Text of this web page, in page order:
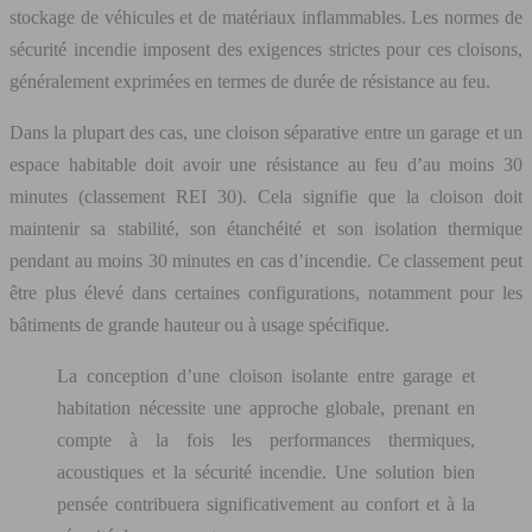
stockage de véhicules et de matériaux inflammables. Les normes de
sécurité incendie imposent des exigences strictes pour ces cloisons,
généralement exprimées en termes de durée de résistance au feu.
Dans la plupart des cas, une cloison séparative entre un garage et un
espace habitable doit avoir une résistance au feu d’au moins 30
minutes (classement REI 30). Cela signifie que la cloison doit
maintenir sa stabilité, son étanchéité et son isolation thermique
pendant au moins 30 minutes en cas d’incendie. Ce classement peut
être plus élevé dans certaines configurations, notamment pour les
bâtiments de grande hauteur ou à usage spécifique.
La conception d’une cloison isolante entre garage et
habitation nécessite une approche globale, prenant en
compte à la fois les performances thermiques,
acoustiques et la sécurité incendie. Une solution bien
pensée contribuera significativement au confort et à la